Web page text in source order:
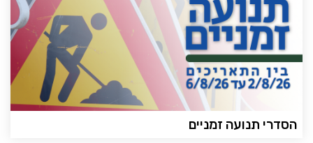
הסדרי תנועה זמניים